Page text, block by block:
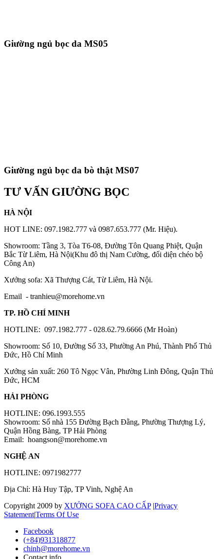
Giường ngủ bọc da MS05
Giường ngủ bọc da bò thật MS07
TƯ VẤN GIƯỜNG BỌC
HÀ NỘI
HOT LINE: 097.1982.777 và 0987.653.777 (Mr. Hiệu).
Showroom: Tầng 3, Tòa T6-08, Đường Tôn Quang Phiệt, Quận
Bắc Từ Liêm, Hà Nội(Khu đô thị Nam Cường, đối diện chéo bộ
Công An)
Xưởng sofa: Xã Thượng Cát, Từ Liêm, Hà Nội.
Email - tranhieu@morehome.vn
TP. HỒ CHÍ MINH
HOTLINE: 097.1982.777 - 028.62.79.6666 (Mr Hoàn)
Showroom: Số 10, Đường Số 33, Phường An Phú, Thành Phố Thủ
Đức, Hồ Chí Minh
Xưởng sản xuất: 260 Tô Ngọc Vân, Phường Linh Đông, Quận Thủ
Đức, HCM
HẢI PHÒNG
HOTLINE: 096.1993.555
Showroom: Số nhà 155 Đường Bạch Đằng, Phường Thượng Lý,
Quận Hồng Bàng, TP Hải Phòng
Email: hoangson@morehome.vn
NGHỆ AN
HOTLINE: 0971982777
Địa Chỉ: Hà Huy Tập, TP Vinh, Nghệ An
Copyright 2009 by XƯỞNG SOFA CAO CẤP |Privacy
Statement|Terms Of Use
Facebook
(+84)931318877
chinh@morehome.vn
Contact info